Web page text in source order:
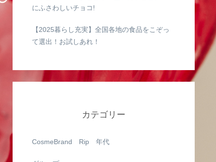
にふさわしいチョコ!
【2025暮らし充実】全国各地の食品をこぞっ
て選出！お試しあれ！
カテゴリー
CosmeBrand Rip 年代